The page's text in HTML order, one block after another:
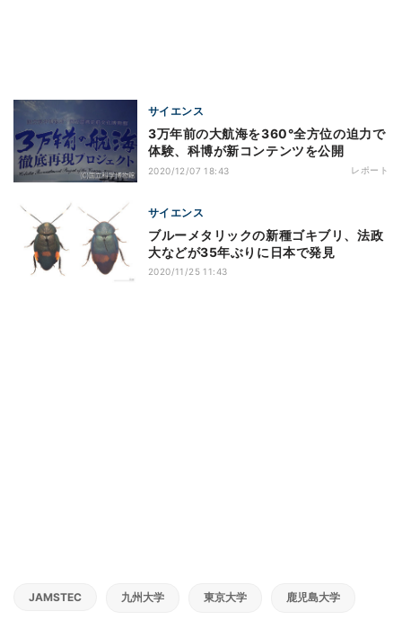
サイエンス
3万年前の大航海を360°全方位の迫力で
体験、科博が新コンテンツを公開
2020/12/07 18:43 レポート
サイエンス
ブルーメタリックの新種ゴキブリ、法政
大などが35年ぶりに日本で発見
2020/11/25 11:43
JAMSTEC 九州大学 東京大学 鹿児島大学